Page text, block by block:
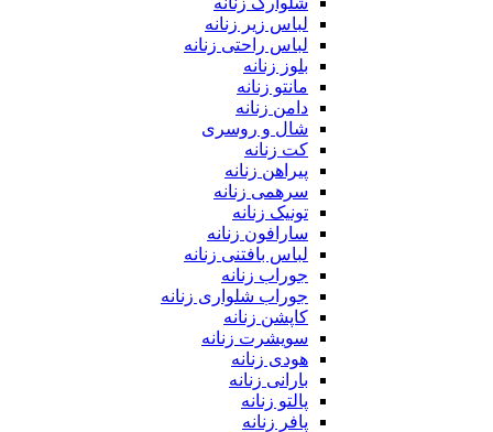
لباس زیر زنانه
لباس راحتی زنانه
بلوز زنانه
مانتو زنانه
دامن زنانه
شال و روسری
کت زنانه
پیراهن زنانه
سرهمی زنانه
تونیک زنانه
سارافون زنانه
لباس بافتنی زنانه
جوراب زنانه
جوراب شلواری زنانه
کاپشن زنانه
سویشرت زنانه
هودی زنانه
بارانی زنانه
پالتو زنانه
پافر زنانه